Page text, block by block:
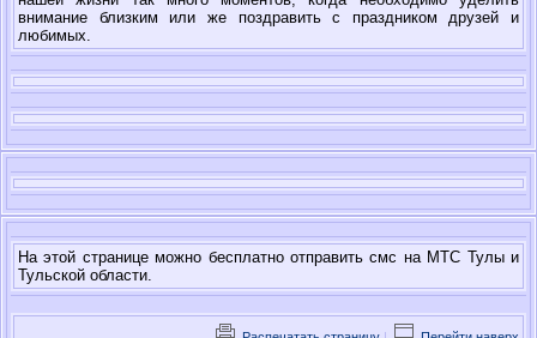
внимание близким или же поздравить с праздником друзей и
любимых.
На этой странице можно бесплатно отправить смс на МТС Тулы и
Тульской области.